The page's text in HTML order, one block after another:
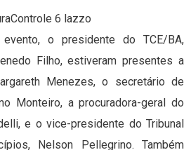
o presidente do TCE/BA,
Filho, estiveram presentes a
Menezes, o secretário de
Monteiro, a procuradora-geral do
e o vice-presidente do Tribunal
Nelson Pellegrino. Também